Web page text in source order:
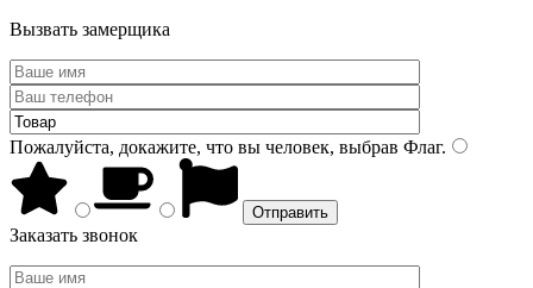
Вызвать замерщика
Пожалуйста, докажите, что вы человек, выбрав Флаг.
Заказать звонок